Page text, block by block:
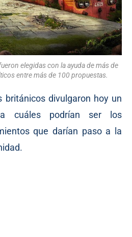
elegidas con la ayuda de más de
entre más de 100 propuestas.
británicos divulgaron hoy un
cuáles podrían ser los
que darían paso a la